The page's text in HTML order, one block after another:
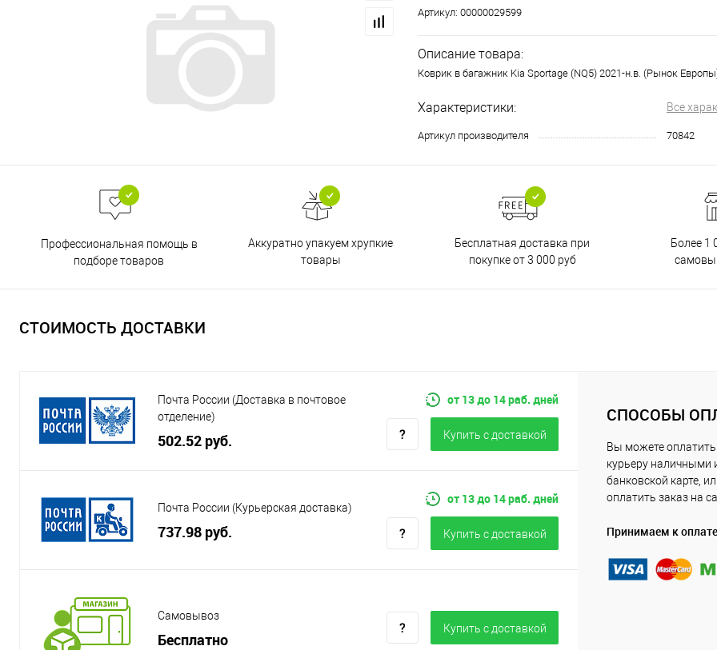
Артикул: 00000029599
Описание товара:
Коврик в багажник Kia Sportage (NQ5) 2021-н.в. (Рынок
Характеристики: Все
Артикул производителя 70842
Профессиональная помощь в
подборе товаров
Аккуратно упакуем хрупкие
товары
Бесплатная доставка при
покупке от 3 000 руб
Более 1
СТОИМОСТЬ ДОСТАВКИ
Почта России (Доставка в почтовое
отделение)
502.52 руб.
от 13 до 14 раб. дней
Купить c доставкой
Почта России (Курьерская доставка)
737.98 руб.
от 13 до 14 раб. дней
Купить c доставкой
Самовывоз
Бесплатно
Купить c доставкой
СПОСОБЫ
Вы можете оплатить
курьеру наличными
банковской карте,
оплатить заказ на
Принимаем к оплате